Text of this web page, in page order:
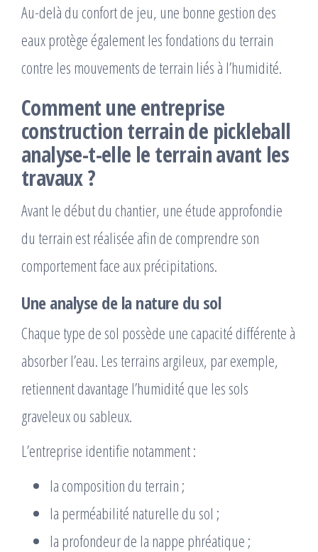
Au-delà du confort de jeu, une bonne gestion des
eaux protège également les fondations du terrain
contre les mouvements de terrain liés à l’humidité.
Comment uneentreprise
construction terrain de pickleball
analyse-t-elle le terrain avant les
travaux ?
Avant le début du chantier, une étude approfondie
du terrain est réalisée afin de comprendre son
comportement face aux précipitations.
Une analyse de la nature du sol
Chaque type de sol possède une capacité différente à
absorber l’eau. Les terrains argileux, par exemple,
retiennent davantage l’humidité que les sols
graveleux ou sableux.
L’entreprise identifie notamment :
la composition du terrain ;
la perméabilité naturelle du sol ;
la profondeur de la nappe phréatique ;